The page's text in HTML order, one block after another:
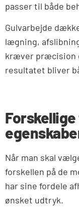
passer til både
Gulvarbejde
lægning,
kræver præcision
resultatet bliver
Når man skal
forskellen på de
har sine fordele
ønsket udtryk.